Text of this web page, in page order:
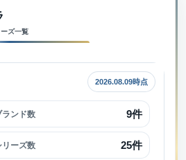
ズ一覧
2026.08.09時点
ランド数 9件
リーズ数 25件